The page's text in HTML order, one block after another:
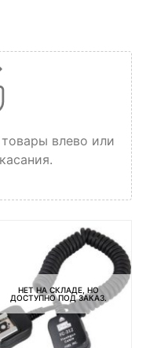
влево или
НЕТ НА СКЛАДЕ, НО
ДОСТУПНО ПОД ЗАКАЗ.